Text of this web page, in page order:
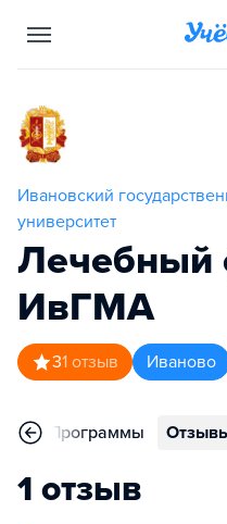
Ивановский
университет
Лечебный
ИвГМА
31 отзыв Иваново
Программы
1 отзыв